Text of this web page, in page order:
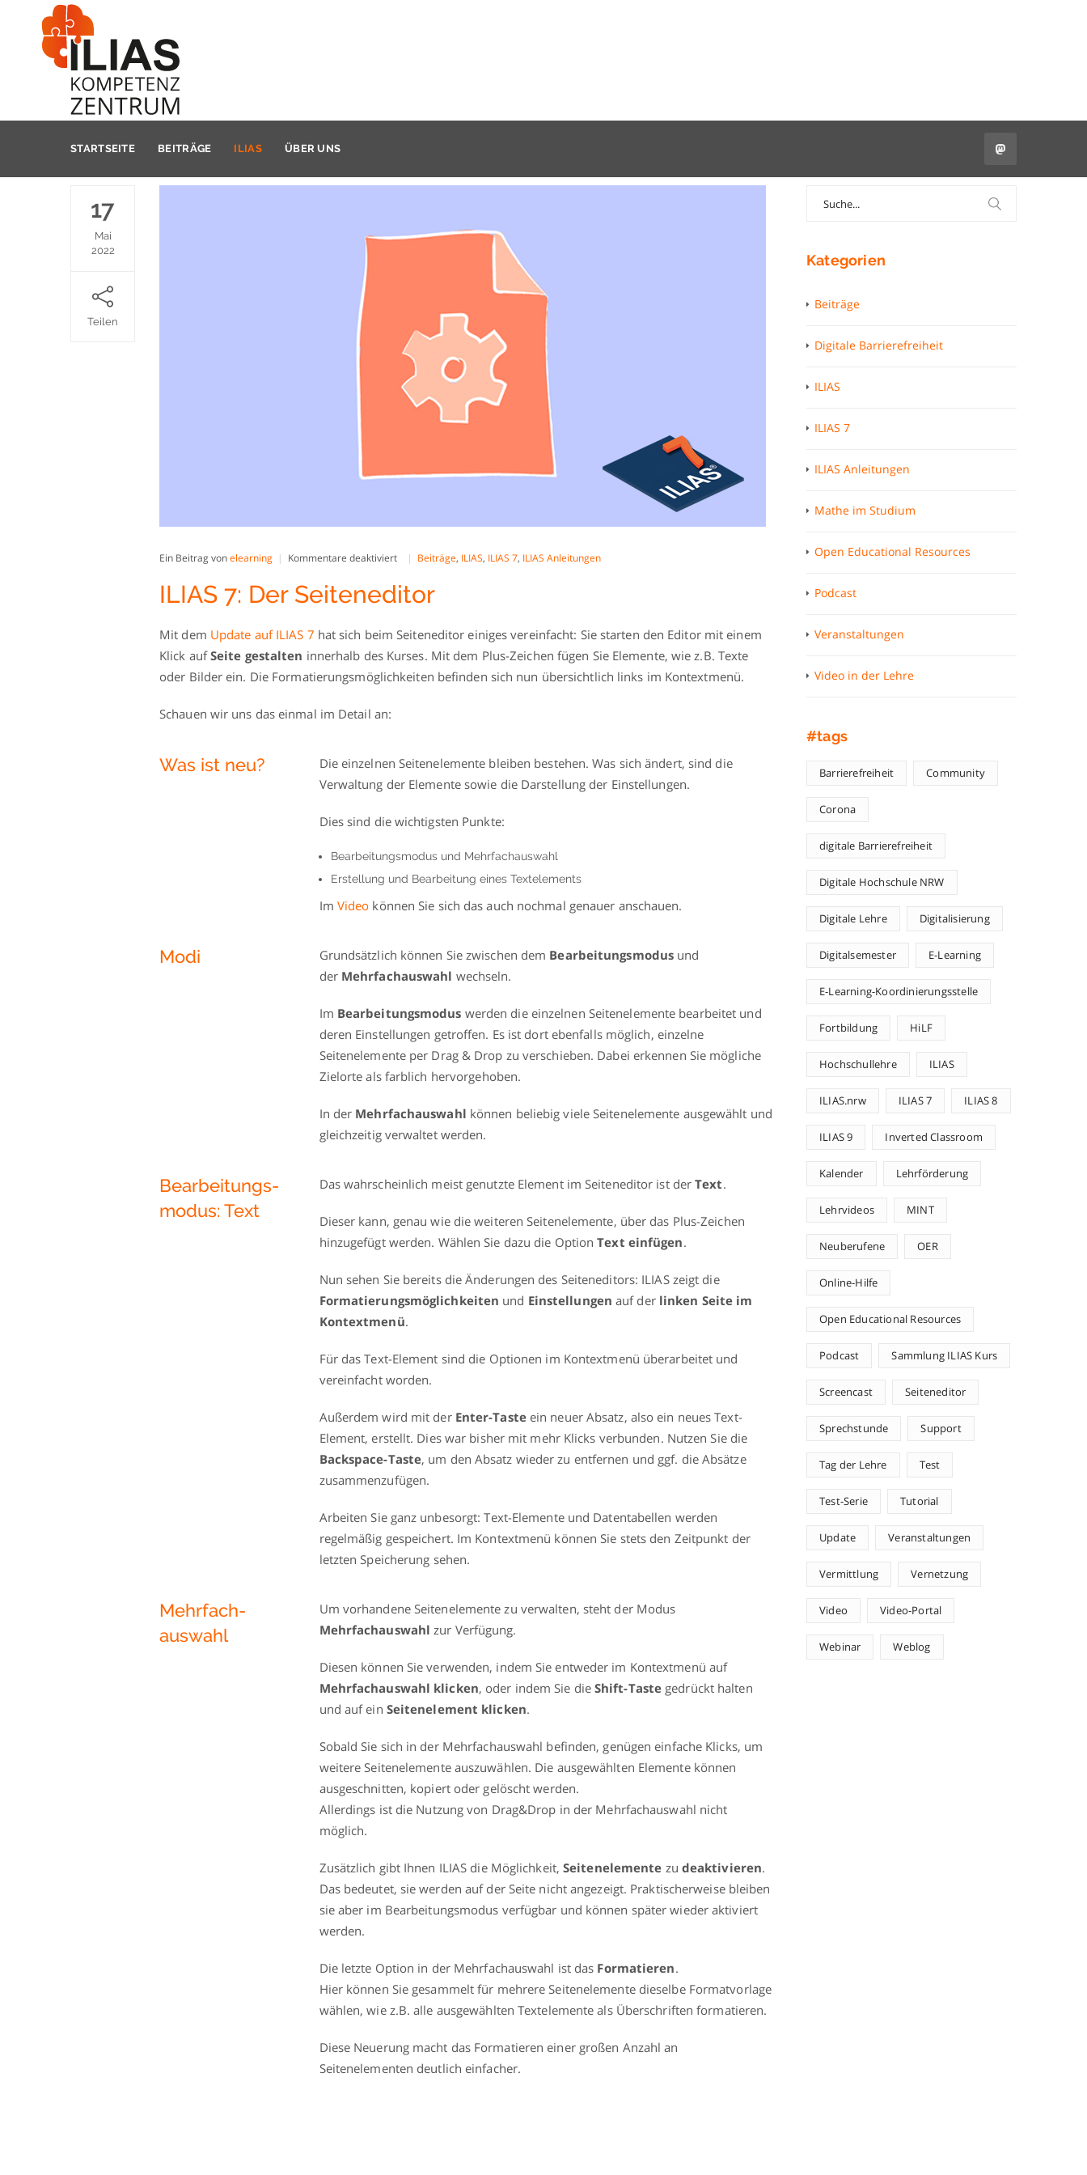
STARTSEITE BEITRÄGE ILIAS ÜBER UNS
17
Mai
2022
Teilen
Ein Beitrag vonelearning Kommentare deaktiviertfür
7:
Der
Beiträge, ILIAS, ILIAS 7, ILIAS Anleitungen
ILIAS 7: Der Seiteneditor
Mit dem Update auf ILIAS 7 hat sich beim Seiteneditor einiges vereinfacht: Sie starten den Editor mit einem
Klick aufSeite gestalten innerhalb des Kurses. Mit dem Plus-Zeichen fügen Sie Elemente, wie z.B. Texte
oder Bilder ein. Die Formatierungsmöglichkeiten befinden sich nun übersichtlich links im Kontextmenü.
Schauen wir uns das einmal im Detail an:
Was ist neu?
Die einzelnen Seitenelemente bleiben bestehen. Was sich ändert, sind die
Verwaltung der Elemente sowie die Darstellung der Einstellungen.
Dies sind die wichtigsten Punkte:
Bearbeitungsmodus und Mehrfachauswahl
Erstellung und Bearbeitung eines Textelements
Im Video können Sie sich das auch nochmal genauer anschauen.
Modi Grundsätzlich können Sie zwischen dem Bearbeitungsmodus und
der Mehrfachauswahl wechseln.
Im Bearbeitungsmodus werden die einzelnen Seitenelemente bearbeitet und
deren Einstellungen getroffen. Es ist dort ebenfalls möglich, einzelne
Seitenelemente per Drag & Drop zu verschieben. Dabei erkennen Sie mögliche
Zielorte als farblich hervorgehoben.
In der Mehrfachauswahl können beliebig viele Seitenelemente ausgewählt und
gleichzeitig verwaltet werden.
Bearbeitungs-
modus: Text
Das wahrscheinlich meist genutzte Element im Seiteneditor ist derText.
Dieser kann, genau wie die weiteren Seitenelemente, über das Plus-Zeichen
hinzugefügt werden. Wählen Sie dazu die OptionText einfügen.
Nun sehen Sie bereits die Änderungen des Seiteneditors: ILIAS zeigt die
Formatierungsmöglichkeiten und Einstellungen auf der linken Seite im
Kontextmenü.
Für das Text-Element sind die Optionen im Kontextmenü überarbeitet und
vereinfacht worden.
Außerdem wird mit der Enter-Tasteein neuer Absatz, also ein neues Text-
Element, erstellt. Dies war bisher mit mehr Klicks verbunden. Nutzen Sie die
Backspace-Taste, um den Absatz wieder zu entfernen und ggf. die Absätze
zusammenzufügen.
Arbeiten Sie ganz unbesorgt: Text-Elemente und Datentabellen werden
regelmäßig gespeichert. Im Kontextmenü können Sie stets den Zeitpunkt der
letzten Speicherung sehen.
Mehrfach-
auswahl
Um vorhandene Seitenelemente zu verwalten, steht der Modus
Mehrfachauswahlzur Verfügung.
Diesen können Sie verwenden, indem Sie entweder im Kontextmenü auf
Mehrfachauswahl klicken, oder indem Sie die Shift-Taste gedrückt halten
und auf ein Seitenelement klicken.
Sobald Sie sich in der Mehrfachauswahl befinden, genügen einfache Klicks, um
weitere Seitenelemente auszuwählen. Die ausgewählten Elemente können
ausgeschnitten, kopiert oder gelöscht werden.
Allerdings ist die Nutzung von Drag&Drop in der Mehrfachauswahl nicht
möglich.
Zusätzlich gibt Ihnen ILIAS die Möglichkeit, Seitenelemente zu deaktivieren.
Das bedeutet, sie werden auf der Seite nicht angezeigt. Praktischerweise bleiben
sie aber im Bearbeitungsmodus verfügbar und können später wieder aktiviert
werden.
Die letzte Option in der Mehrfachauswahl ist das Formatieren.
Hier können Sie gesammelt für mehrere Seitenelemente dieselbe Formatvorlage
wählen, wie z.B. alle ausgewählten Textelemente als Überschriften formatieren.
Diese Neuerung macht das Formatieren einer großen Anzahl an
Seitenelementen deutlich einfacher.
Kategorien
Beiträge
Digitale Barrierefreiheit
ILIAS
ILIAS 7
ILIAS Anleitungen
Mathe im Studium
Open Educational Resources
Podcast
Veranstaltungen
Video in der Lehre
#tags
Barrierefreiheit Community
Corona
digitale Barrierefreiheit
Digitale Hochschule NRW
Digitale Lehre Digitalisierung
Digitalsemester E-Learning
E-Learning-Koordinierungsstelle
Fortbildung HiLF
Hochschullehre ILIAS
ILIAS.nrw ILIAS 7 ILIAS 8
ILIAS 9 Inverted Classroom
Kalender Lehrförderung
Lehrvideos MINT
Neuberufene OER
Online-Hilfe
Open Educational Resources
Podcast Sammlung ILIAS Kurs
Screencast Seiteneditor
Sprechstunde Support
Tag der Lehre Test
Test-Serie Tutorial
Update Veranstaltungen
Vermittlung Vernetzung
Video Video-Portal
Webinar Weblog